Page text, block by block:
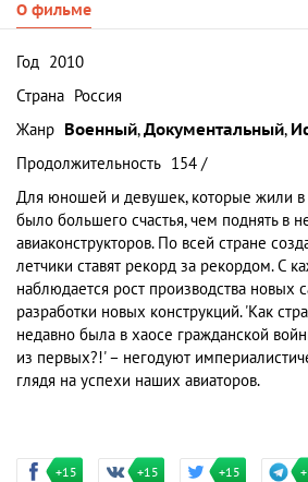
О фильме
Год 2010
Страна Россия
Жанр Военный,Документальный,
Продолжительность 154 /
Для юношей и девушек, которые жили в
было большего счастья, чем поднять в
авиаконструкторов. По всей стране
летчики ставят рекорд за рекордом. С
наблюдается рост производства новых
разработки новых конструкций. 'Как
недавно была в хаосе гражданской
из первых?!' – негодуют
глядя на успехи наших авиаторов.
+15 +15 +15